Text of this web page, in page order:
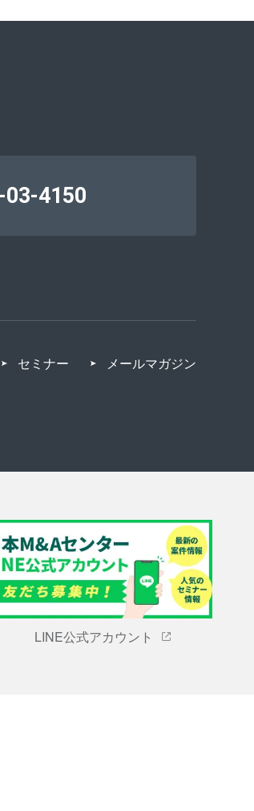
03-4150
セミナー メールマガジン
LINE公式アカウント